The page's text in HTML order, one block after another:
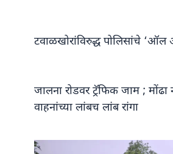
टवाळखोरांविरुद्ध पोलिसांचे
जालना रोडवर ट्रॅफिक जाम ; मोंढा
वाहनांच्या लांबच लांब रांगा